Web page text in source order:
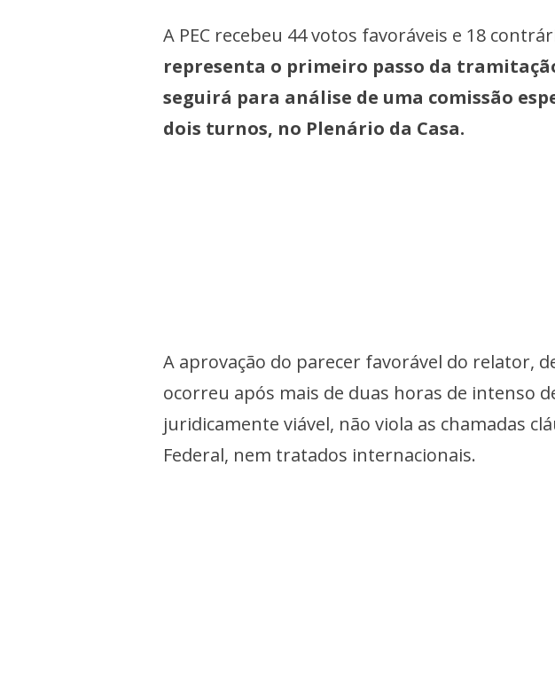
A PEC recebeu 44 votos favoráveis e 18
representa o primeiro passo da
seguirá para análise de uma comissão
dois turnos, no Plenário da Casa.
A aprovação do parecer favorável do relator,
ocorreu após mais de duas horas de intenso
juridicamente viável, não viola as chamadas
Federal, nem tratados internacionais.